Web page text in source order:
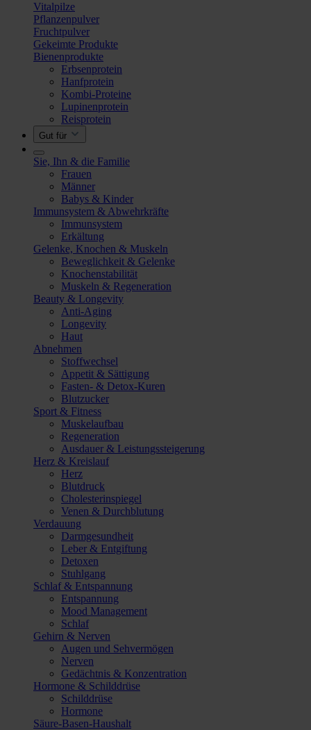
Vitalpilze
Pflanzenpulver
Fruchtpulver
Gekeimte Produkte
Bienenprodukte
Erbsenprotein
Hanfprotein
Kombi-Proteine
Lupinenprotein
Reisprotein
Gut für
Sie, Ihn & die Familie
Frauen
Männer
Babys & Kinder
Immunsystem & Abwehrkräfte
Immunsystem
Erkältung
Gelenke, Knochen & Muskeln
Beweglichkeit & Gelenke
Knochenstabilität
Muskeln & Regeneration
Beauty & Longevity
Anti-Aging
Longevity
Haut
Abnehmen
Stoffwechsel
Appetit & Sättigung
Fasten- & Detox-Kuren
Blutzucker
Sport & Fitness
Muskelaufbau
Regeneration
Ausdauer & Leistungssteigerung
Herz & Kreislauf
Herz
Blutdruck
Cholesterinspiegel
Venen & Durchblutung
Verdauung
Darmgesundheit
Leber & Entgiftung
Detoxen
Stuhlgang
Schlaf & Entspannung
Entspannung
Mood Management
Schlaf
Gehirn & Nerven
Augen und Sehvermögen
Nerven
Gedächtnis & Konzentration
Hormone & Schilddrüse
Schilddrüse
Hormone
Säure-Basen-Haushalt